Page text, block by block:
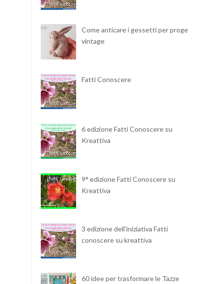
Come anticare i gessetti per progetti
vintage
Fatti Conoscere
6 edizione Fatti Conoscere su
Kreattiva
9° edizione Fatti Conoscere su
Kreattiva
3 edizione dell'iniziativa Fatti
conoscere su kreattiva
60 idee per trasformare le Tazze